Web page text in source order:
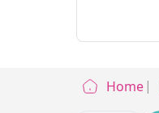
Home